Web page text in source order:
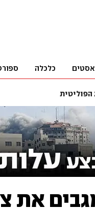
כלכלה
הפוליטית
את